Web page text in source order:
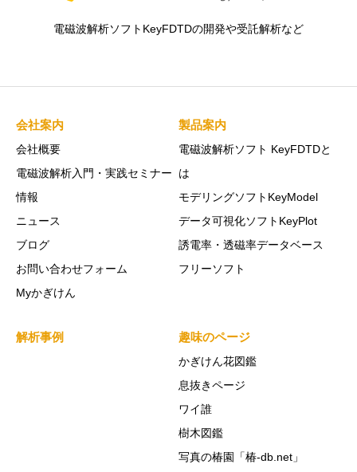
電磁波解析ソフトKeyFDTDの開発や受託解析など
会社案内
会社概要
電磁波解析入門・実践セミナー
情報
ニュース
ブログ
お問い合わせフォーム
Myかぎけん
製品案内
電磁波解析ソフト KeyFDTDと
は
モデリングソフトKeyModel
データ可視化ソフトKeyPlot
誘電率・透磁率データベース
フリーソフト
解析事例 趣味のページ
かぎけん花図鑑
息抜きページ
ワイ誰
樹木図鑑
写真の椿園「椿-db.net」